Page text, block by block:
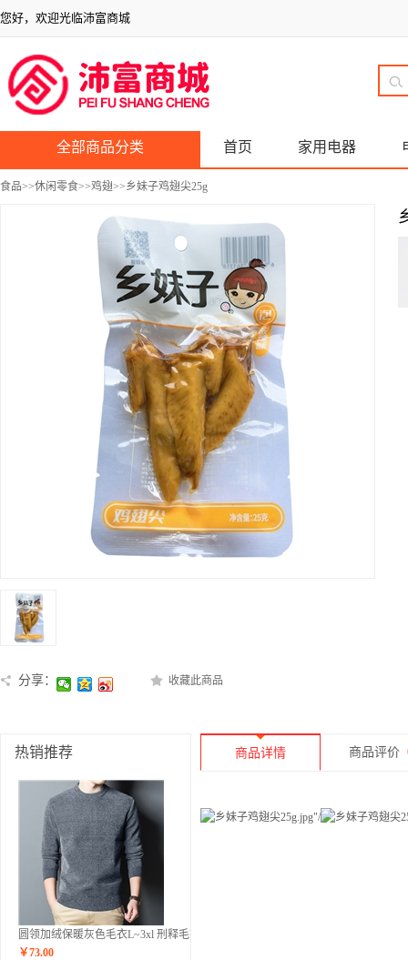
您好，欢迎光临沛富商城
全部商品分类 首页 家用电器
食品>>休闲零食>>鸡翅>>乡妹子鸡翅尖25g
分享： 收藏此商品
热销推荐
圆领加绒保暖灰色毛衣L~3xl 刑释毛衣
￥73.00
商品详情 商品评价